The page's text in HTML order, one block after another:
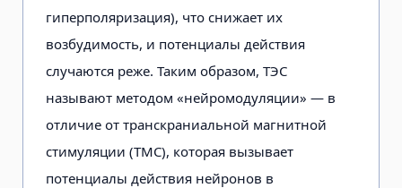
гиперполяризация), что снижает их
возбудимость, и потенциалы действия
случаются реже. Таким образом, ТЭС
называют методом «нейромодуляции» — в
отличие от транскраниальной магнитной
стимуляции (ТМС), которая вызывает
потенциалы действия нейронов в